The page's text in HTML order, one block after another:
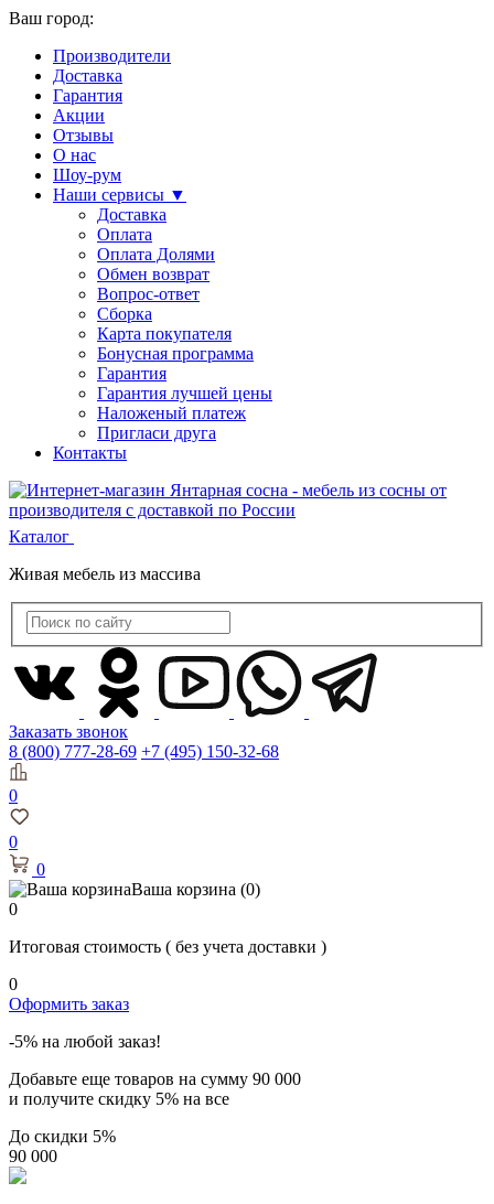
Ваш город:
Производители
Доставка
Гарантия
Акции
Отзывы
О нас
Шоу-рум
Наши сервисы ▼
Доставка
Оплата
Оплата Долями
Обмен возврат
Вопрос-ответ
Сборка
Карта покупателя
Бонусная программа
Гарантия
Гарантия лучшей цены
Наложеный платеж
Пригласи друга
Контакты
Каталог
Живая мебель из массива
Заказать звонок
8 (800) 777-28-69 +7 (495) 150-32-68
0
0
0
Ваша корзина (0)
0
Итоговая стоимость ( без учета доставки )
0
Оформить заказ
-5% на любой заказ!
Добавьте еще товаров на сумму 90 000
и получите скидку 5% на все
До скидки 5%
90 000